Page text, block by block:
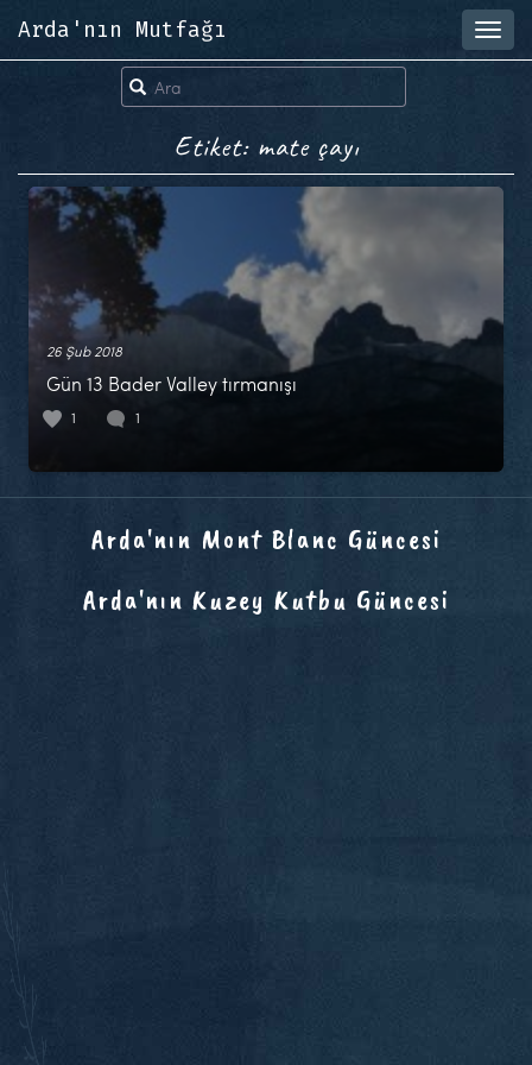
Arda'nın Mutfağı
Etiket: mate çayı
26 Şub 2018
Gün 13 Bader Valley tırmanışı
1 1
Arda'nın Mont Blanc Güncesi
Arda'nın Kuzey Kutbu Güncesi